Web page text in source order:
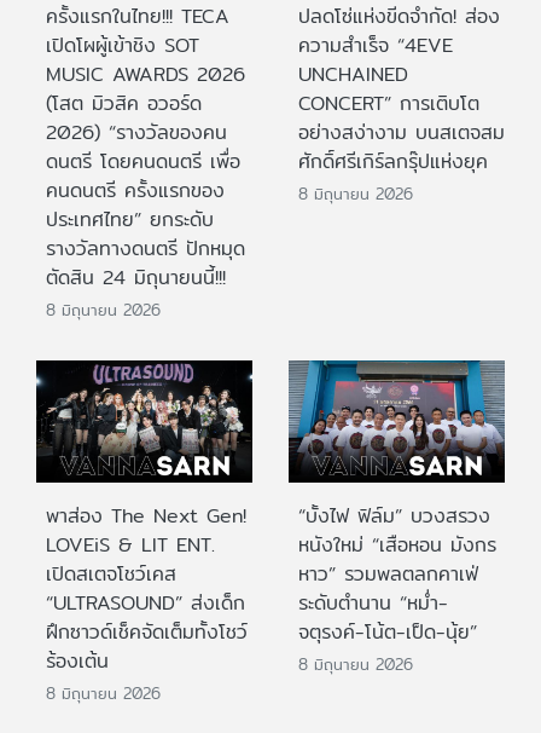
ครั้งแรกในไทย!!! TECA
เปิดโผผู้เข้าชิง SOT
MUSIC AWARDS 2026
(โสต มิวสิค อวอร์ด
2026) “รางวัลของคน
ดนตรี โดยคนดนตรี เพื่อ
คนดนตรี ครั้งแรกของ
ประเทศไทย” ยกระดับ
รางวัลทางดนตรี ปักหมุด
ตัดสิน 24 มิถุนายนนี้!!!
8 มิถุนายน 2026
ปลดโซ่แห่งขีดจำกัด! ส่อง
ความสำเร็จ “4EVE
UNCHAINED
CONCERT” การเติบโต
อย่างสง่างาม บนสเตจสม
ศักดิ์ศรีเกิร์ลกรุ๊ปแห่งยุค
8 มิถุนายน 2026
พาส่อง The Next Gen!
LOVEiS & LIT ENT.
เปิดสเตจโชว์เคส
“ULTRASOUND” ส่งเด็ก
ฝึกซาวด์เช็คจัดเต็มทั้งโชว์
ร้องเต้น
8 มิถุนายน 2026
“บั้งไฟ ฟิล์ม” บวงสรวง
หนังใหม่ “เสือหอน มังกร
หาว” รวมพลตลกคาเฟ่
ระดับตำนาน “หม่ำ-
จตุรงค์-โน้ต-เป็ด-นุ้ย”
8 มิถุนายน 2026